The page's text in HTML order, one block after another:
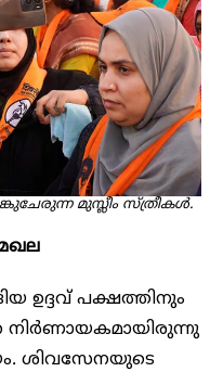
മുസ്ലീം സ്ത്രീകൾ.
ഉദ്ദവ് പക്ഷത്തിനും
ശിവസേനയുടെ